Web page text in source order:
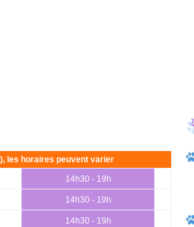
les horaires peuvent varier
14h30 - 19h
14h30 - 19h
14h30 - 19h